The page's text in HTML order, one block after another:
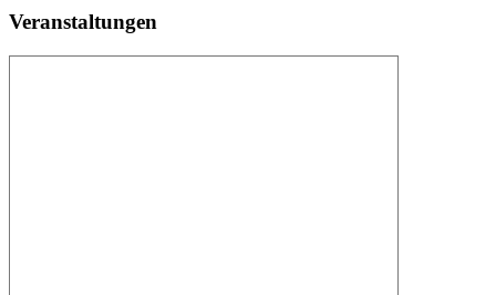
Veranstaltungen